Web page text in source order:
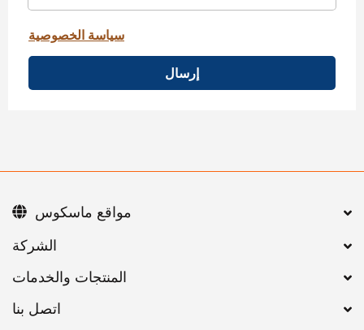
سياسة الخصوصية
إرسال
اتصل بنا
مواقع ماسكوس